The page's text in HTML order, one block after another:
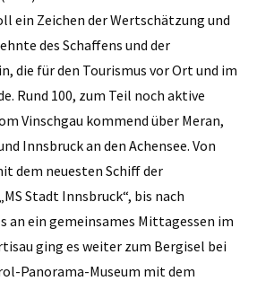
ein Zeichen der Wertschätzung und
des Schaffens und der
die für den Tourismus vor Ort und im
Rund 100, zum Teil noch aktive
Vinschgau kommend über Meran,
Innsbruck an den Achensee. Von
dem neuesten Schiff der
Stadt Innsbruck“, bis nach
an ein gemeinsames Mittagessen im
ging es weiter zum Bergisel bei
Panorama-Museum mit dem